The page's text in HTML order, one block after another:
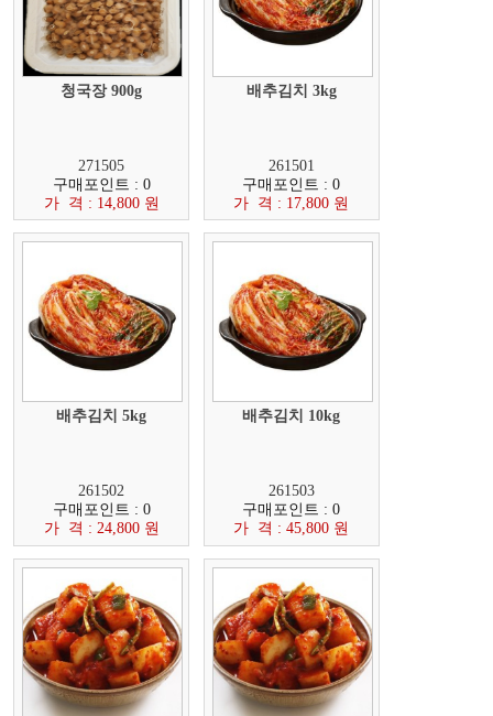
청국장 900g
271505
구매포인트 : 0
가 격 : 14,800 원
배추김치 3kg
261501
구매포인트 : 0
가 격 : 17,800 원
배추김치 5kg
261502
구매포인트 : 0
가 격 : 24,800 원
배추김치 10kg
261503
구매포인트 : 0
가 격 : 45,800 원